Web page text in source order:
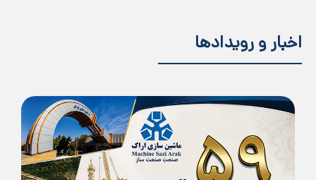
اخبار و رویدادها